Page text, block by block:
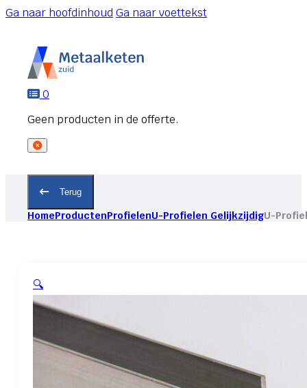
Ga naar hoofdinhoudGa naar voettekst
0
Terug
HomeProductenProfielenU-Profielen GelijkzijdigU-
🔍